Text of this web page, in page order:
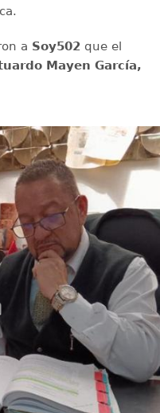
a Soy502que el
Mayen García,